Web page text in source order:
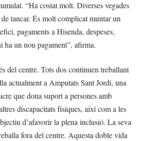
“Ha costat molt. Diverses vegades
tancar. És molt complicat muntar un
pagaments a Hisenda, despeses,
un nou pagament”, afirma.
del centre. Tots dos continuen treballant
actualment a Amputats Sant Jordi, una
que dona suport a persones amb
discapacitats físiques, així com a les
d’afavorir la plena inclusió. La seva
fora del centre. Aquesta doble vida